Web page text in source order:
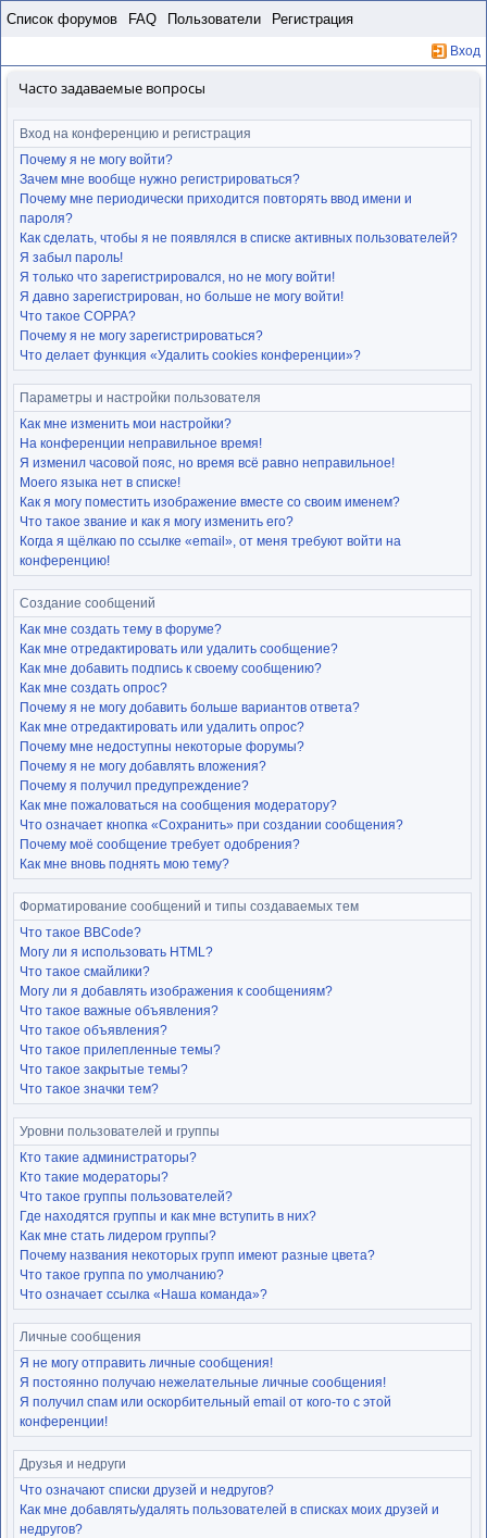
Список форумов FAQ Пользователи Регистрация
Вход
Часто задаваемые вопросы
Вход на конференцию и регистрация
Почему я не могу войти?
Зачем мне вообще нужно регистрироваться?
Почему мне периодически приходится повторять ввод имени и
пароля?
Как сделать, чтобы я не появлялся в списке активных пользователей?
Я забыл пароль!
Я только что зарегистрировался, но не могу войти!
Я давно зарегистрирован, но больше не могу войти!
Что такое COPPA?
Почему я не могу зарегистрироваться?
Что делает функция «Удалить cookies конференции»?
Параметры и настройки пользователя
Как мне изменить мои настройки?
На конференции неправильное время!
Я изменил часовой пояс, но время всё равно неправильное!
Моего языка нет в списке!
Как я могу поместить изображение вместе со своим именем?
Что такое звание и как я могу изменить его?
Когда я щёлкаю по ссылке «email», от меня требуют войти на
конференцию!
Создание сообщений
Как мне создать тему в форуме?
Как мне отредактировать или удалить сообщение?
Как мне добавить подпись к своему сообщению?
Как мне создать опрос?
Почему я не могу добавить больше вариантов ответа?
Как мне отредактировать или удалить опрос?
Почему мне недоступны некоторые форумы?
Почему я не могу добавлять вложения?
Почему я получил предупреждение?
Как мне пожаловаться на сообщения модератору?
Что означает кнопка «Сохранить» при создании сообщения?
Почему моё сообщение требует одобрения?
Как мне вновь поднять мою тему?
Форматирование сообщений и типы создаваемых тем
Что такое BBCode?
Могу ли я использовать HTML?
Что такое смайлики?
Могу ли я добавлять изображения к сообщениям?
Что такое важные объявления?
Что такое объявления?
Что такое прилепленные темы?
Что такое закрытые темы?
Что такое значки тем?
Уровни пользователей и группы
Кто такие администраторы?
Кто такие модераторы?
Что такое группы пользователей?
Где находятся группы и как мне вступить в них?
Как мне стать лидером группы?
Почему названия некоторых групп имеют разные цвета?
Что такое группа по умолчанию?
Что означает ссылка «Наша команда»?
Личные сообщения
Я не могу отправить личные сообщения!
Я постоянно получаю нежелательные личные сообщения!
Я получил спам или оскорбительный email от кого-то с этой
конференции!
Друзья и недруги
Что означают списки друзей и недругов?
Как мне добавлять/удалять пользователей в списках моих друзей и
недругов?